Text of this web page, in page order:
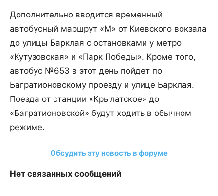
Дополнительно вводится временный
автобусный маршрут «М» от Киевского вокзала
до улицы Барклая с остановками у метро
«Кутузовская» и «Парк Победы». Кроме того,
автобус №653 в этот день пойдет по
Багратионовскому проезду и улице Барклая.
Поезда от станции «Крылатское» до
«Багратионовской» будут ходить в обычном
режиме.
Обсудить эту новость в форуме
Нет связанных сообщений